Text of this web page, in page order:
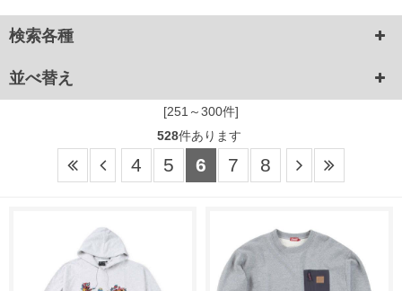
検索各種
並べ替え
[251～300件]
528件あります
4 5 6 7 8